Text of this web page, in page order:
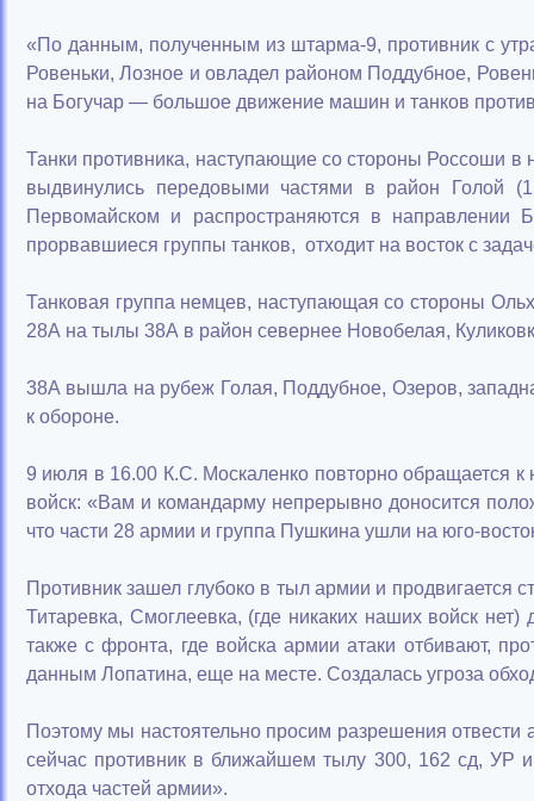
«По данным, полученным из штарма-9, противник с
Ровеньки, Лозное и овладел районом Поддубное,
на Богучар — большое движение машин и танков
Танки противника, наступающие со стороны Россоши
выдвинулись передовыми частями в район Голой
Первомайском и распространяются в
прорвавшиеся группы танков, отходит на восток с
Танковая группа немцев, наступающая со стороны
28А на тылы 38А в район севернее Новобелая,
38А вышла на рубеж Голая, Поддубное, Озеров,
к обороне.
9 июля в 16.00 К.С. Москаленко повторно обращается
войск: «Вам и командарму непрерывно доносится
что части 28 армии и группа Пушкина ушли на юго-
Противник зашел глубоко в тыл армии и продвигается
Титаревка, Смоглеевка, (где никаких наших войск
также с фронта, где войска армии атаки отбивают,
данным Лопатина, еще на месте. Создалась угроза
Поэтому мы настоятельно просим разрешения
сейчас противник в ближайшем тылу 300, 162 сд, УР
отхода частей армии».